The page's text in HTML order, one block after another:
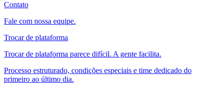
Contato
Fale com nossa equipe.
Trocar de plataforma
Trocar de plataforma parece difícil. A gente facilita.
Processo estruturado, condições especiais e time dedicado do
primeiro ao último dia.